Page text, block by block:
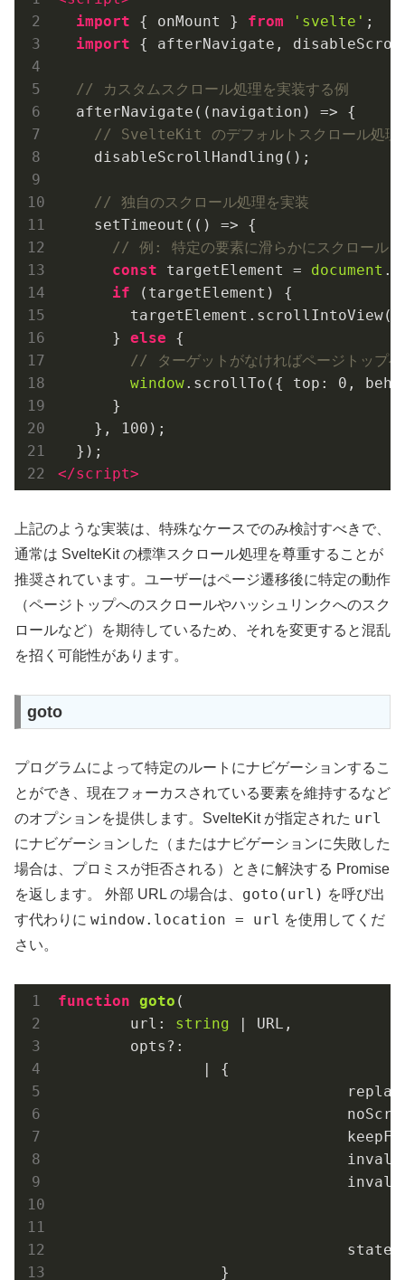
import { onMount } from 'svelte' ;
import { afterNavigate,
// カスタムスクロール処理を実装する例
  afterNavigate(
( navigation ) => {
// SvelteKit のデフォルトスクロール処理
    disableScrollHandling();
// 独自のスクロール処理を実装
    setTimeout(
() => {
// 例: 特定の要素に滑らかにスクロール
const targetElement = document
if (targetElement) {
      }
else {
// ターゲットがなければページトップへ
window.scrollTo({ top : 0 ,
      }
    },
100 );
</script>
上記のような実装は、特殊なケースでのみ検討すべきで、
通常は SvelteKit の標準スクロール処理を尊重することが
推奨されています。ユーザーはページ遷移後に特定の動作
（ページトップへのスクロールやハッシュリンクへのスク
ロールなど）を期待しているため、それを変更すると混乱
を招く可能性があります。
goto
プログラムによって特定のルートにナビゲーションするこ
とができ、現在フォーカスされている要素を維持するなど
のオプションを提供します。SvelteKit が指定された url
にナビゲーションした（またはナビゲーションに失敗した
場合は、プロミスが拒否される）ときに解決する Promise
を返します。 外部 URL の場合は、 goto(url) を呼び出
す代わりに window.location = url を使用してくだ
さい。
function goto (
	url:
string | URL,